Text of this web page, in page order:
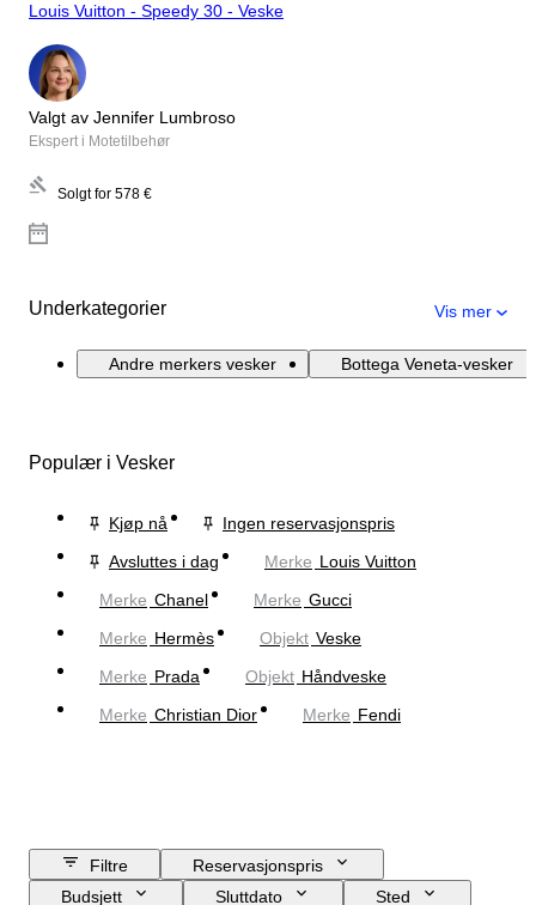
Louis Vuitton - Speedy 30 - Veske
Valgt av Jennifer Lumbroso
Ekspert i Motetilbehør
Solgt for 578 €
Underkategorier Vis mer
Andre merkers vesker Bottega Veneta-vesker
Populær i Vesker
Kjøp nå
Ingen reservasjonspris
Avsluttes i dag
Merke Louis Vuitton
Merke Chanel Merke Gucci
Merke Hermès Objekt Veske
Merke Prada Objekt Håndveske
Merke Christian Dior Merke Fendi
Filtre
Reservasjonspris
Budsjett
Sluttdato
Sted